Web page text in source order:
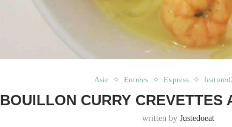
Asie Entrées Express
BOUILLON CURRY CREVETTES
written byJustedoeat